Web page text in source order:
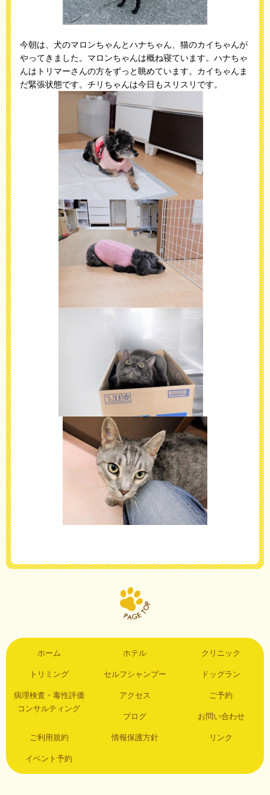
今朝は、犬のマロンちゃんとハナちゃん、猫のカイちゃんが
やってきました。マロンちゃんは概ね寝ています。ハナちゃ
んはトリマーさんの方をずっと眺めています。カイちゃんま
だ緊張状態です。チリちゃんは今日もスリスリです。
ホーム ホテル クリニック
トリミング セルフシャンプー ドッグラン
病理検査・毒性評価
コンサルティング
アクセス ご予約
ブログ お問い合わせ
ご利用規約 情報保護方針 リンク
イベント予約